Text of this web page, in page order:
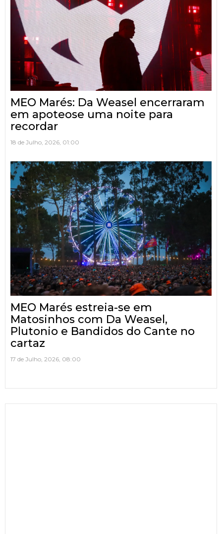
MEO Marés: Da Weasel encerraram
em apoteose uma noite para
recordar
18 de Julho, 2026, 01:00
MEO Marés estreia-se em
Matosinhos com Da Weasel,
Plutonio e Bandidos do Cante no
cartaz
17 de Julho, 2026, 08:00